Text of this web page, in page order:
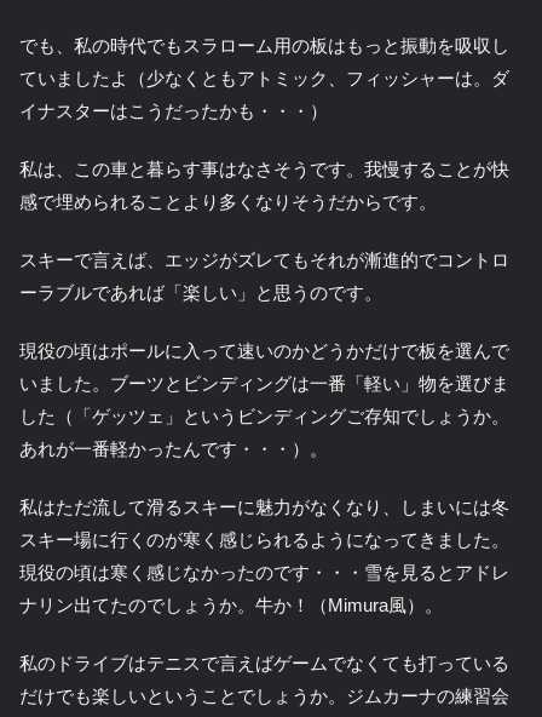
でも、私の時代でもスラローム用の板はもっと振動を吸収し
ていましたよ（少なくともアトミック、フィッシャーは。ダ
イナスターはこうだったかも・・・）
私は、この車と暮らす事はなさそうです。我慢することが快
感で埋められることより多くなりそうだからです。
スキーで言えば、エッジがズレてもそれが漸進的でコントロ
ーラブルであれば「楽しい」と思うのです。
現役の頃はポールに入って速いのかどうかだけで板を選んで
いました。ブーツとビンディングは一番「軽い」物を選びま
した（「ゲッツェ」というビンディングご存知でしょうか。
あれが一番軽かったんです・・・）。
私はただ流して滑るスキーに魅力がなくなり、しまいには冬
スキー場に行くのが寒く感じられるようになってきました。
現役の頃は寒く感じなかったのです・・・雪を見るとアドレ
ナリン出てたのでしょうか。牛か！（Mimura風）。
私のドライブはテニスで言えばゲームでなくても打っている
だけでも楽しいということでしょうか。ジムカーナの練習会